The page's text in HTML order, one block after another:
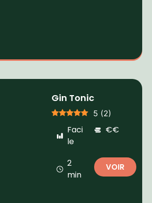
Gin Tonic
5 (2)
Faci
le
€€
2
min
VOIR